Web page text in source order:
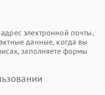
электронной почты,
данные, когда вы
заполняете формы